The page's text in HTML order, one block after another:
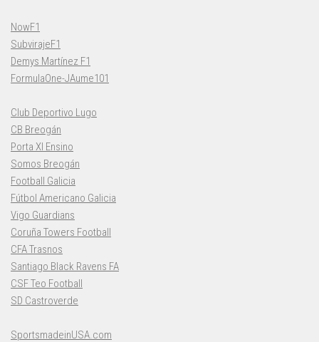
NowF1
SubvirajeF1
Demys Martínez F1
FormulaOne-JAume101
Club Deportivo Lugo
CB Breogán
Porta XI Ensino
Somos Breogán
Football Galicia
Fútbol Americano Galicia
Vigo Guardians
Coruña Towers Football
CFA Trasnos
Santiago Black Ravens FA
CSF Teo Football
SD Castroverde
SportsmadeinUSA.com